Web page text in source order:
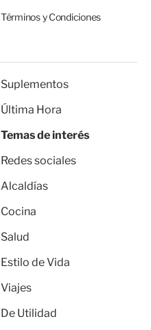
Términos y Condiciones
Suplementos
Última Hora
Temas de interés
Redes sociales
Alcaldías
Cocina
Salud
Estilo de Vida
Viajes
De Utilidad